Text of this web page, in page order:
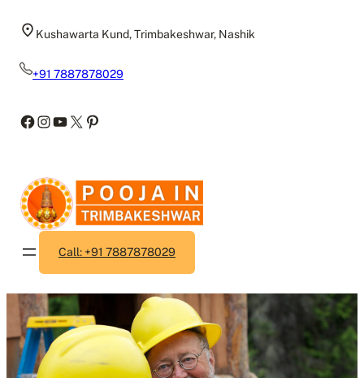
Kushawarta Kund, Trimbakeshwar, Nashik
+91 7887878029
Facebook
Instagram
YouTube
X Pinterest
Call: +91 7887878029